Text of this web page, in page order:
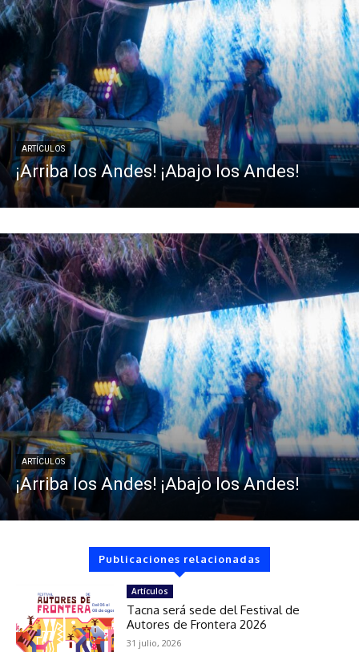
ARTÍCULOS
¡Arriba los Andes! ¡Abajo los Andes!
ARTÍCULOS
¡Arriba los Andes! ¡Abajo los Andes!
Publicaciones relacionadas
Artículos
Tacna será sede del Festival de
Autores de Frontera 2026
31 julio, 2026